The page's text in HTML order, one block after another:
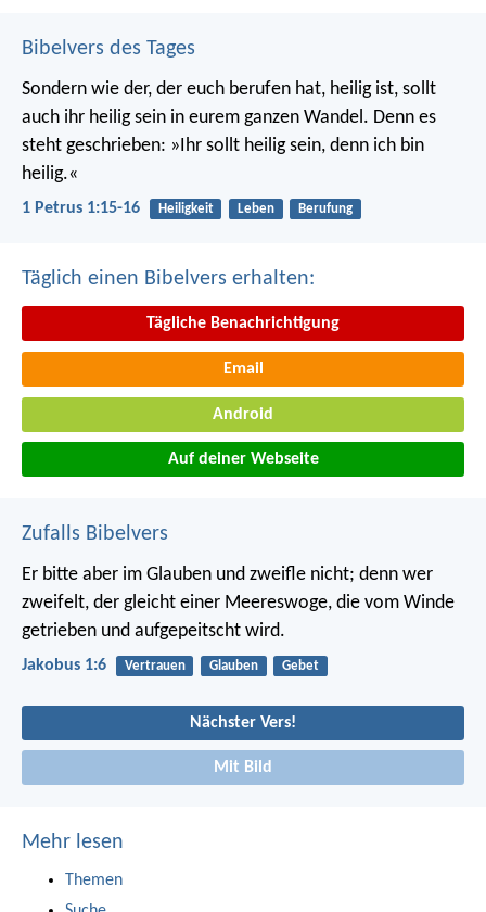
Bibelvers des Tages
Sondern wie der, der euch berufen hat, heilig ist, sollt
auch ihr heilig sein in eurem ganzen Wandel. Denn es
steht geschrieben: »Ihr sollt heilig sein, denn ich bin
heilig.«
1 Petrus 1:15-16 Heiligkeit Leben Berufung
Täglich einen Bibelvers erhalten:
Tägliche Benachrichtigung
Email
Android
Auf deiner Webseite
Zufalls Bibelvers
Er bitte aber im Glauben und zweifle nicht; denn wer
zweifelt, der gleicht einer Meereswoge, die vom Winde
getrieben und aufgepeitscht wird.
Jakobus 1:6 Vertrauen Glauben Gebet
Nächster Vers!
Mit Bild
Mehr lesen
Themen